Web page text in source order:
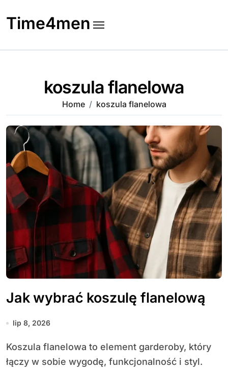
to
content
Time4men
koszula flanelowa
Home koszula flanelowa
Jak wybrać koszulę flanelową
lip 8, 2026
Koszula flanelowa to element garderoby, który
łączy w sobie wygodę, funkcjonalność i styl.